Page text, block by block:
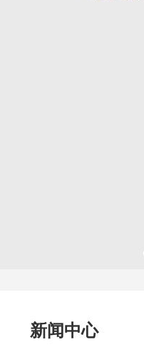
新闻中心